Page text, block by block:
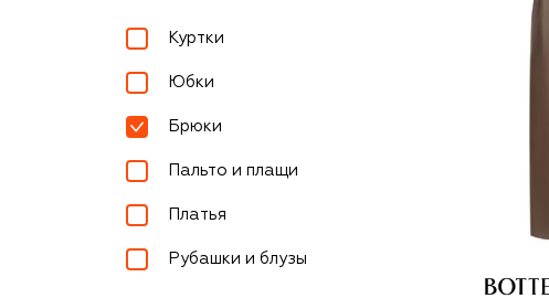
Куртки
Юбки
Брюки
Пальто и плащи
Платья
Рубашки и блузы